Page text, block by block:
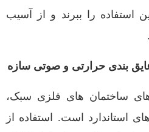
استفاده را ببرند و از آسیب
بندی حرارتی و صوتی سازه
ساختمان های فلزی سبک،
استاندارد است. استفاده از